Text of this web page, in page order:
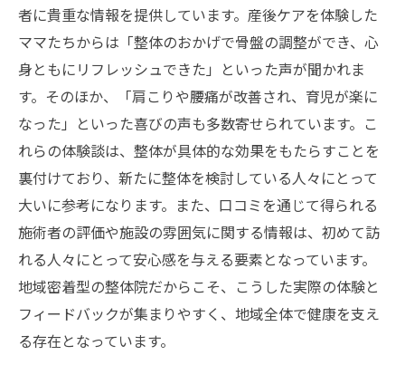
者に貴重な情報を提供しています。産後ケアを体験した
ママたちからは「整体のおかげで骨盤の調整ができ、心
身ともにリフレッシュできた」といった声が聞かれま
す。そのほか、「肩こりや腰痛が改善され、育児が楽に
なった」といった喜びの声も多数寄せられています。こ
れらの体験談は、整体が具体的な効果をもたらすことを
裏付けており、新たに整体を検討している人々にとって
大いに参考になります。また、口コミを通じて得られる
施術者の評価や施設の雰囲気に関する情報は、初めて訪
れる人々にとって安心感を与える要素となっています。
地域密着型の整体院だからこそ、こうした実際の体験と
フィードバックが集まりやすく、地域全体で健康を支え
る存在となっています。